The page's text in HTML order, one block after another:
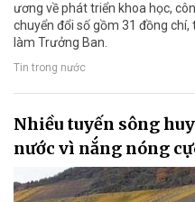
ương về phát triển khoa học,
chuyển đổi số gồm 31 đồng
làm Trưởng Ban.
Tin trong nước
Nhiều tuyến sông
nước vì nắng nóng